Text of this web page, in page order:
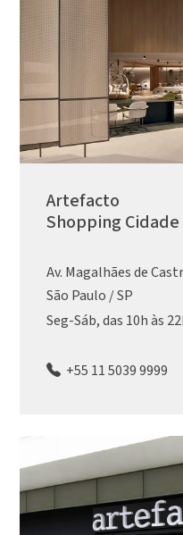
Artefacto
Shopping
Av. Magalhães de
São Paulo / SP
Seg-Sáb, das 10h às
+55 11 5039 9999